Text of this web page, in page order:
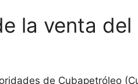
la venta
de Cubapetróleo